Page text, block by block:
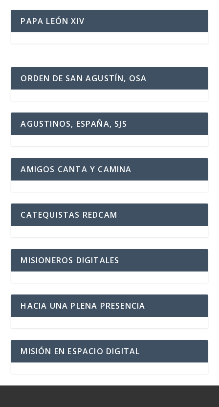
PAPA LEÓN XIV
ORDEN DE SAN AGUSTÍN, OSA
AGUSTINOS, ESPAÑA, SJS
AMIGOS CANTA Y CAMINA
CATEQUISTAS REDCAM
MISIONEROS DIGITALES
HACIA UNA PLENA PRESENCIA
MISIÓN EN ESPACIO DIGITAL